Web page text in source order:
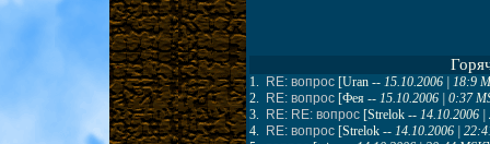
1. RE: вопрос [Uran -- 15.10.2006 | 18:9
2.
RE: вопрос [Фея -- 15.10.2006 | 0:37
3.
RE: RE: вопрос [Strelok -- 14.10.2006 |
4.
RE: вопрос [Strelok -- 14.10.2006 |